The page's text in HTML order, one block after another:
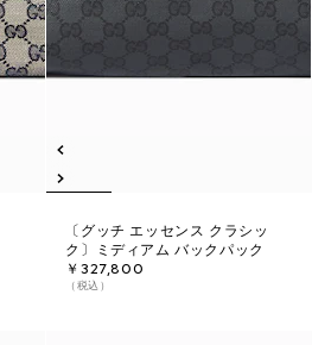
〔グッチ エッセンス クラシッ
ク〕ミディアム バックパック
￥327,800
（税込）